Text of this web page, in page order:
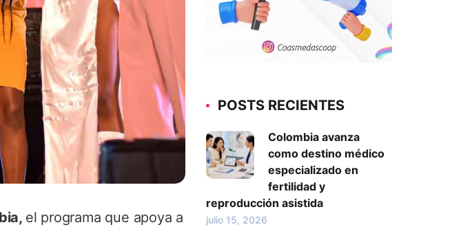
el programa que apoya a
POSTS RECIENTES
Colombia avanza
como destino médico
especializado en
fertilidad y
reproducción asistida
julio 15, 2026